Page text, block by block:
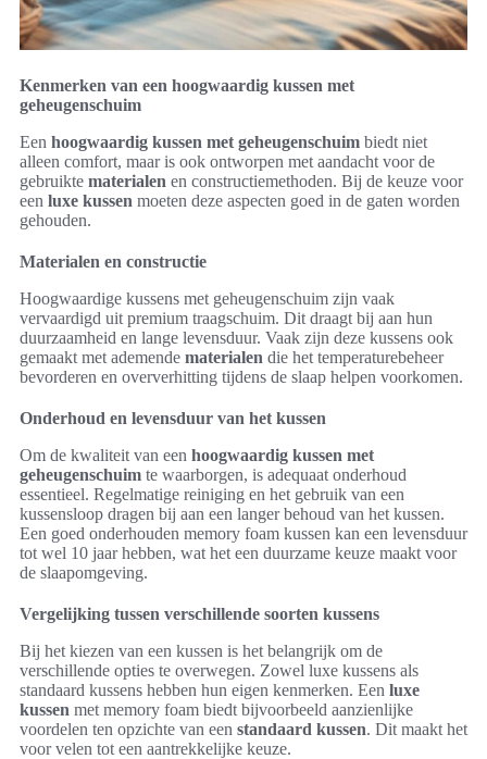
Kenmerken van een hoogwaardig kussen met
geheugenschuim
Een hoogwaardig kussen met geheugenschuim biedt niet
alleen comfort, maar is ook ontworpen met aandacht voor de
gebruikte materialen en constructiemethoden. Bij de keuze voor
een luxe kussen moeten deze aspecten goed in de gaten worden
gehouden.
Materialen en constructie
Hoogwaardige kussens met geheugenschuim zijn vaak
vervaardigd uit premium traagschuim. Dit draagt bij aan hun
duurzaamheid en lange levensduur. Vaak zijn deze kussens ook
gemaakt met ademende materialen die het temperaturebeheer
bevorderen en oververhitting tijdens de slaap helpen voorkomen.
Onderhoud en levensduur van het kussen
Om de kwaliteit van een hoogwaardig kussen met
geheugenschuim te waarborgen, is adequaat onderhoud
essentieel. Regelmatige reiniging en het gebruik van een
kussensloop dragen bij aan een langer behoud van het kussen.
Een goed onderhouden memory foam kussen kan een levensduur
tot wel 10 jaar hebben, wat het een duurzame keuze maakt voor
de slaapomgeving.
Vergelijking tussen verschillende soorten kussens
Bij het kiezen van een kussen is het belangrijk om de
verschillende opties te overwegen. Zowel luxe kussens als
standaard kussens hebben hun eigen kenmerken. Een luxe
kussen met memory foam biedt bijvoorbeeld aanzienlijke
voordelen ten opzichte van een standaard kussen. Dit maakt het
voor velen tot een aantrekkelijke keuze.